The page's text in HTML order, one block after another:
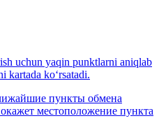
uchun yaqin punktlarni aniqlab
kartada ko‘rsatadi.
пункты обмена
местоположение пункта